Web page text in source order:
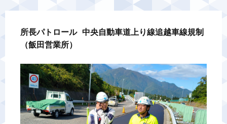
警備業標識
反社会的勢力排除宣言
所長パトロール 中央自動車道上り線追越車線規制
（飯田営業所）